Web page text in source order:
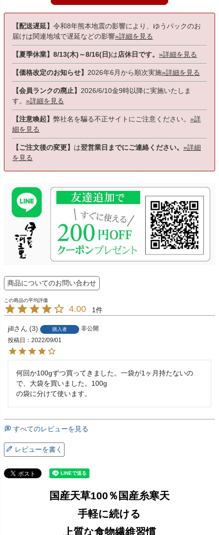
【配送遅延】 令和8年熊本地震の影響により、ゆうパックのお
届けは関連地域で遅延などの影響»詳細を見る
【夏季休業】8/13(木)～8/16(日)は店休日です。 »詳細を見る
【価格改定のお知らせ】 2026年6月から順次実施»詳細を見る
【会員ランクの廃止】 2026/6/10金9時以降に実施いたしま
す。 »詳細を見る
【注意喚起】 弊社名を騙る不正サイトにご注意ください。 »詳
細を見る
【ご注文後の変更】 は翌営業日までにご連絡ください。 »詳細
を見る
商品についてのお問い合わせ
4.00 1
jill 3 購入者
非公開
投稿日
2022/09/01
何回か100gずつ買ってきました。一袋が1ヶ月持たないの
で、大袋を買いました。100g
の袋に分けて使います。
すべてのレビューを見る
レビューを書く
国産天草100％国産糸寒天
手軽に続ける
上質な食物繊維習慣